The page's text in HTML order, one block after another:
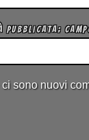
pubblicata;
sono nuovi